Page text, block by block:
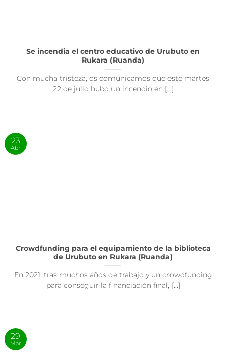
Se incendia el centro educativo de Urubuto en
Rukara (Ruanda)
Con mucha tristeza, os comunicamos que este martes
22 de julio hubo un incendio en [...]
Crowdfunding para el equipamiento de la biblioteca
de Urubuto en Rukara (Ruanda)
En 2021, tras muchos años de trabajo y un crowdfunding
para conseguir la financiación final, [...]
23
Abr
29
Mar